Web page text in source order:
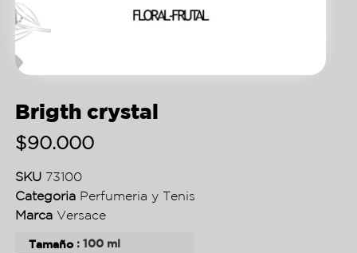
Brigth crystal
$90.000
SKU 73100
Categoria Perfumeria y Tenis
Marca Versace
Tamaño : 100 ml